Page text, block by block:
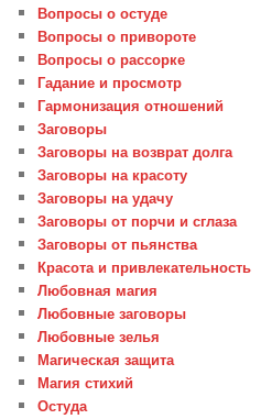
Вопросы о остуде
Вопросы о привороте
Вопросы о рассорке
Гадание и просмотр
Гармонизация отношений
Заговоры
Заговоры на возврат долга
Заговоры на красоту
Заговоры на удачу
Заговоры от порчи и сглаза
Заговоры от пьянства
Красота и привлекательность
Любовная магия
Любовные заговоры
Любовные зелья
Магическая защита
Магия стихий
Остуда